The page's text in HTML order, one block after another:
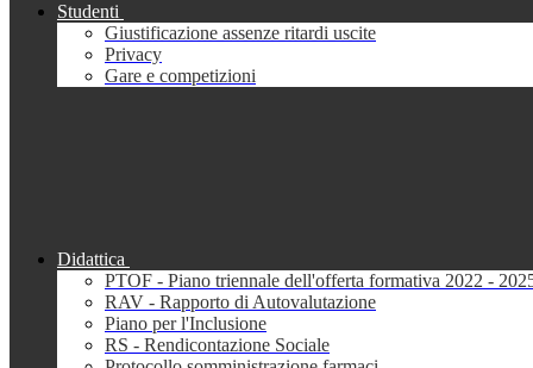
Studenti
Giustificazione assenze ritardi uscite
Privacy
Gare e competizioni
Didattica
PTOF - Piano triennale dell'offerta formativa 2022 -
RAV - Rapporto di Autovalutazione
Piano per l'Inclusione
RS - Rendicontazione Sociale